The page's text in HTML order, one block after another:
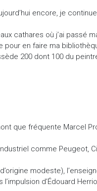
encore, je
cathares où j’ai passé
pour en faire ma
200 dont 100 du
que fréquente Marcel
comme Peugeot,
modeste),
d’Édouard